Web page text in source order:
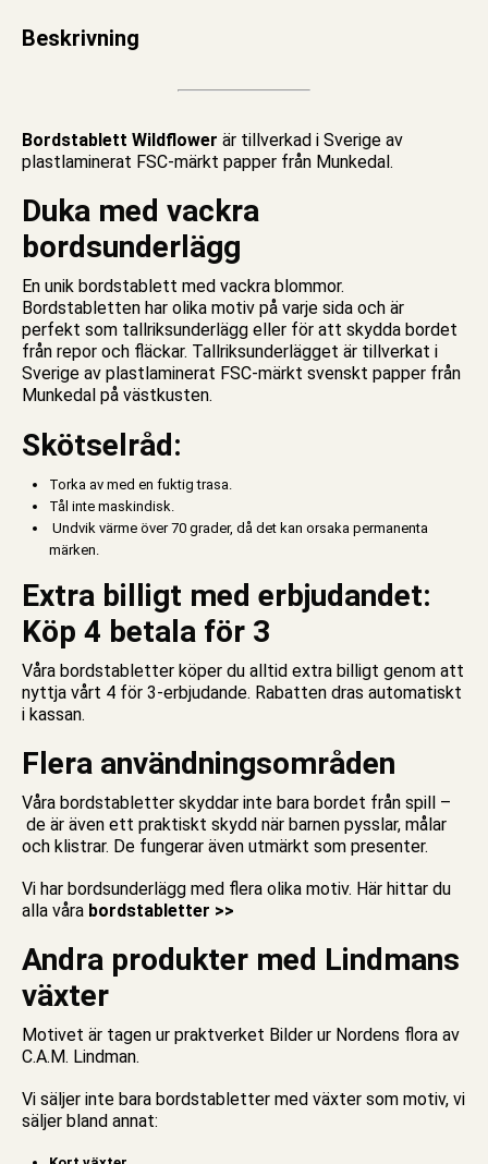
Beskrivning
Bordstablett Wildflower är tillverkad i Sverige av
plastlaminerat FSC-märkt papper från Munkedal.
Duka med vackra
bordsunderlägg
En unik bordstablett med vackra blommor.
Bordstabletten har olika motiv på varje sida och är
perfekt som tallriksunderlägg eller för att skydda bordet
från repor och fläckar. Tallriksunderlägget är tillverkat i
Sverige av plastlaminerat FSC-märkt svenskt papper från
Munkedal på västkusten.
Skötselråd:
Torka av med en fuktig trasa.
Tål inte maskindisk.
Undvik värme över 70 grader, då det kan orsaka permanenta
märken.
Extra billigt med erbjudandet:
Köp 4 betala för 3
Våra bordstabletter köper du alltid extra billigt genom att
nyttja vårt 4 för 3-erbjudande. Rabatten dras automatiskt
i kassan.
Flera användningsområden
Våra bordstabletter skyddar inte bara bordet från spill –
de är även ett praktiskt skydd när barnen pysslar, målar
och klistrar. De fungerar även utmärkt som presenter.
Vi har bordsunderlägg med flera olika motiv. Här hittar du
alla våra bordstabletter >>
Andra produkter med Lindmans
växter
Motivet är tagen ur praktverket Bilder ur Nordens flora av
C.A.M. Lindman.
Vi säljer inte bara bordstabletter med växter som motiv, vi
säljer bland annat: